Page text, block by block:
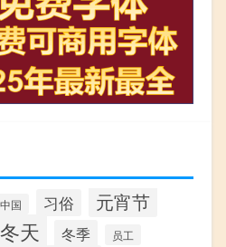
中国 习俗 元宵节
冬天 冬季 员工